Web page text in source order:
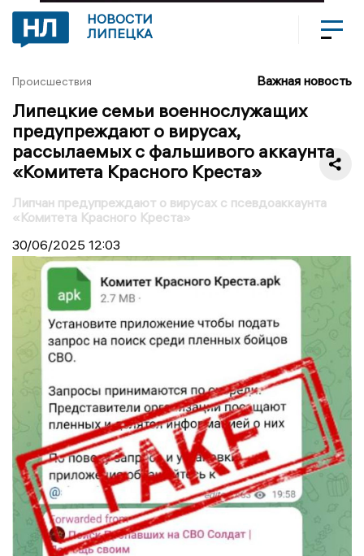
НОВОСТИ
ЛИПЕЦКА
Происшествия Важная новость
Липецкие семьи военнослужащих
предупреждают о вирусах,
рассылаемых с фальшивого аккаунта
«Комитета Красного Креста»
Липчан предупреждают о вирусах с псевдоаккаунта
«Комитета Красного Креста»
30/06/2025 12:03